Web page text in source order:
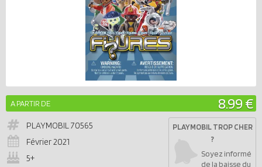
A PARTIR DE 8.99 €
PLAYMOBIL70565
Février 2021
5+
PLAYMOBIL TROP CHER
?
Soyez informé
de la baisse du